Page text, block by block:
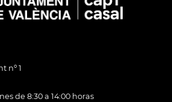
nº 1
de 8:30 a 14:00 horas